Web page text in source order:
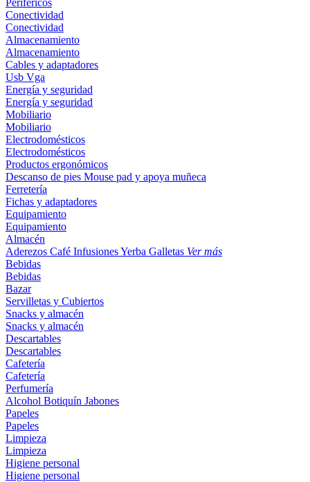
Periféricos
Conectividad
Conectividad
Almacenamiento
Almacenamiento
Cables y adaptadores
Usb Vga
Energía y seguridad
Energía y seguridad
Mobiliario
Mobiliario
Electrodomésticos
Electrodomésticos
Productos ergonómicos
Descanso de pies Mouse pad y apoya muñeca
Ferretería
Fichas y adaptadores
Equipamiento
Equipamiento
Almacén
Aderezos Café InfusionesYerba Galletas Ver más
Bebidas
Bebidas
Bazar
Servilletas y Cubiertos
Snacks y almacén
Snacks y almacén
Descartables
Descartables
Cafetería
Cafetería
Perfumería
Alcohol Botiquín Jabones
Papeles
Papeles
Limpieza
Limpieza
Higiene personal
Higiene personal